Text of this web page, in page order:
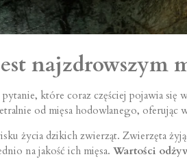
najzdrowszym
które coraz częściej pojawia się
od mięsa hodowlanego,
życia dzikich zwierząt. Zwierzęta
na jakość ich mięsa. Wartości